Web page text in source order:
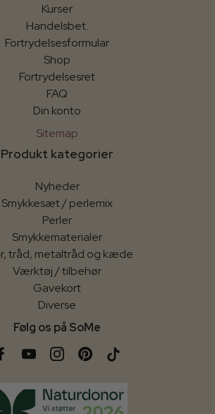
Kurser
Handelsbet.
Fortrydelsesformular
Shop
Fortrydelsesret
FAQ
Din konto
Sitemap
Produkt kategorier
Nyheder
Smykkesæt / perlemix
Perler
Smykkematerialer
tråd, metaltråd og kæde
Værktøj / tilbehør
Gavekort
Diverse
Følg os på SoMe